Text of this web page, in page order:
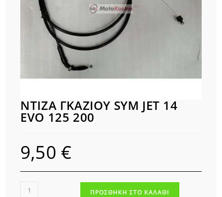
ΝΤΙΖΑ ΓΚΑΖΙΟΥ SYM JET 14
EVO 125 200
9,50 €
ΝΤΙΖΑ
ΠΡΟΣΘΉΚΗ ΣΤΟ ΚΑΛΆΘΙ